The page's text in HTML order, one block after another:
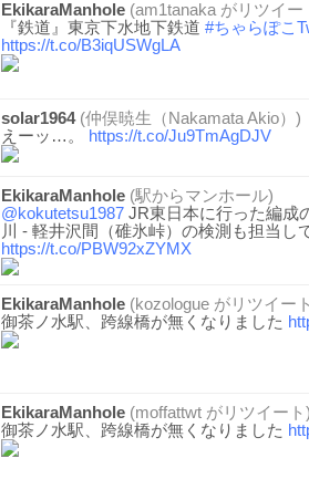
EkikaraManhole (am1tanaka がリツイー
『鉄道』東京下水地下鉄道 #ちゃらぽこ
https://t.co/B3iqUSWgLA
solar1964(仲俣暁生（Nakamata Akio）)
えーッ…。
https://t.co/Ju9TmAgDJV
EkikaraManhole (駅からマンホール)
@kokutetsu1987 JR東日本に行った編成
川 - 軽井沢間（碓氷峠）の検測も担当し
https://t.co/PBW92xZYMX
EkikaraManhole (kozologue がリツイー
御茶ノ水駅、跨線橋が無くなりました
EkikaraManhole (moffattwt がリツイート
御茶ノ水駅、跨線橋が無くなりました